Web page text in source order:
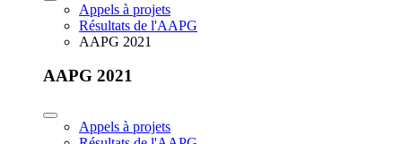
Appels à projets
Résultats de l'AAPG
AAPG 2021
AAPG 2021
Appels à projets